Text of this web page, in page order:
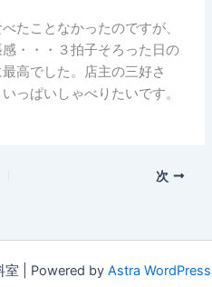
たことなかったのですが、
・・・３拍子そろった日の
高でした。店主の三好さ
っぱいしゃべりたいです。
次
| Powered by Astra WordPress